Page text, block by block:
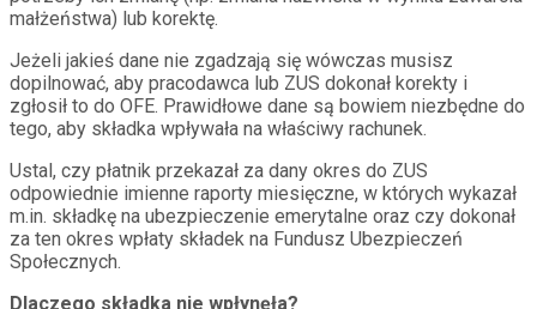
małżeństwa) lub korektę.
Jeżeli jakieś dane nie zgadzają się wówczas musisz
dopilnować, aby pracodawca lub ZUS dokonał korekty i
zgłosił to do OFE. Prawidłowe dane są bowiem niezbędne do
tego, aby składka wpływała na właściwy rachunek.
Ustal, czy płatnik przekazał za dany okres do ZUS
odpowiednie imienne raporty miesięczne, w których wykazał
m.in. składkę na ubezpieczenie emerytalne oraz czy dokonał
za ten okres wpłaty składek na Fundusz Ubezpieczeń
Społecznych.
Dlaczego składka nie wpłynęła?